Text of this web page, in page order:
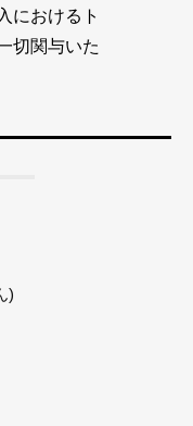
におけるト
切関与いた
)